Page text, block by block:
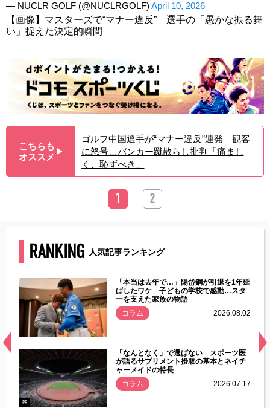
— NUCLR GOLF (@NUCLRGOLF) April 10, 2026
【画像】マスターズで“マナー違反” 選手の「愚かな振る舞
い」捉えた決定的瞬間
こちらも
オススメ ▶︎
ゴルフ中国選手が“マナー違反”連発 観客
に怒号…バンカー蹴散らし批判「痛まし
く、恥ずべき」
1 2
RANKING 人気記事ランキング
常
「本当は去年で…」陽岱鋼が引退を1年延
ばしたワケ 子どもの学校で感動…スタ
ーを支えた家族の物語
コラム
2026.08.02
PR
「なんとなく」で選ばない スポーツ医
が語るサプリメント摂取の基本とネイチ
ャーメイドの特長
コラム
2026.07.17